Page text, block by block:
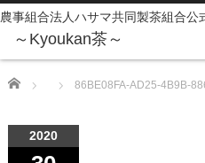
農事組合法人ハサマ共同製茶組合公
Home 86BE08FA-AD25-4B9B-
2020